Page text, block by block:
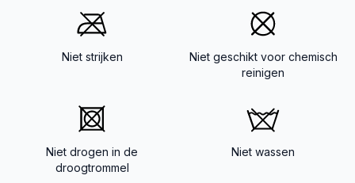
Niet strijken
Niet geschikt voor chemisch
reinigen
Niet drogen in de
droogtrommel
Niet wassen